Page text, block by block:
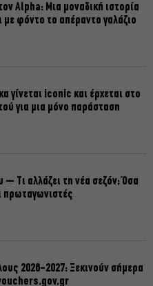
Alpha: Μια μοναδική ιστορία
φόντο το απέραντο γαλάζιο
γίνεται iconic και έρχεται στο
για μια μόνο παράσταση
Τι αλλάζει τη νέα σεζόν; Όσα
πρωταγωνιστές
2026-2027: Ξεκινούν σήμερα